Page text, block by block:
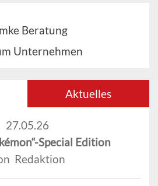
Beratung
Unternehmen
Aktuelles
27.05.26
Special Edition
Redaktion